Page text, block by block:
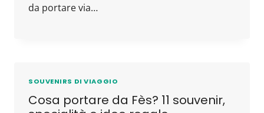
da portare via…
SOUVENIRS DI VIAGGIO
Cosa portare da Fès? 11 souvenir,